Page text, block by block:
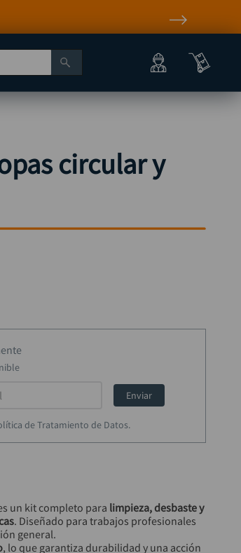
circular y
Enviar
de Tratamiento de Datos.
un kit completo para limpieza, desbaste y
. Diseñado para trabajos profesionales
general.
, lo que garantiza durabilidad y una acción